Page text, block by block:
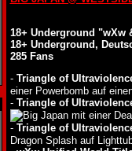
18+ Underground "wXw
18+ Underground,
285 Fans
- Triangle of
einer Powerbomb auf
- Triangle of
mit einer
- Triangle of
Dragon Splash auf